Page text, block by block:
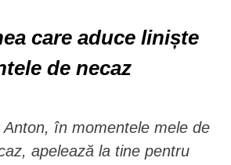
care aduce liniște
de necaz
Anton, în momentele mele de
apelează la tine pentru